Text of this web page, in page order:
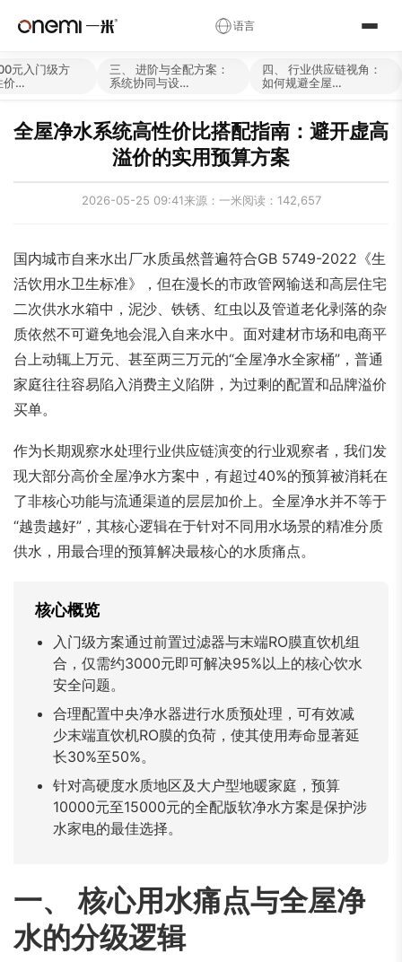
✕
简体中文 ✓ English Русский
Français Português Italiano
Polski Українська
Čeština Magyar
Türkçe עברית हिन्दी
اردو বাংলা 日本語
한국어 Tiếng Việt ไทย
Bahasa Indonesia
မြန်မာ ລາວ ភាសាខ្មែរ
Oʻzbek Тоҷикӣ Türkmen
Kiswahili Hausa አማርኛ
语言
元入门级方
价…
三、 进阶与全配方案：
系统协同与设…
四、 行业供应链视角：
如何规避全屋…
全屋净水系统高性价比搭配指南：避开虚高
溢价的实用预算方案
2026-05-25 09:41来源：一米阅读：142,657
国内城市自来水出厂水质虽然普遍符合GB 5749-2022《生
活饮用水卫生标准》，但在漫长的市政管网输送和高层住宅
二次供水水箱中，泥沙、铁锈、红虫以及管道老化剥落的杂
质依然不可避免地会混入自来水中。面对建材市场和电商平
台上动辄上万元、甚至两三万元的“全屋净水全家桶”，普通
家庭往往容易陷入消费主义陷阱，为过剩的配置和品牌溢价
买单。
作为长期观察水处理行业供应链演变的行业观察者，我们发
现大部分高价全屋净水方案中，有超过40%的预算被消耗在
了非核心功能与流通渠道的层层加价上。全屋净水并不等于
“越贵越好”，其核心逻辑在于针对不同用水场景的精准分质
供水，用最合理的预算解决最核心的水质痛点。
核心概览
入门级方案通过前置过滤器与末端RO膜直饮机组
合，仅需约3000元即可解决95%以上的核心饮水
安全问题。
合理配置中央净水器进行水质预处理，可有效减
少末端直饮机RO膜的负荷，使其使用寿命显著延
长30%至50%。
针对高硬度水质地区及大户型地暖家庭，预算
10000元至15000元的全配版软净水方案是保护涉
水家电的最佳选择。
一、 核心用水痛点与全屋净
水的分级逻辑